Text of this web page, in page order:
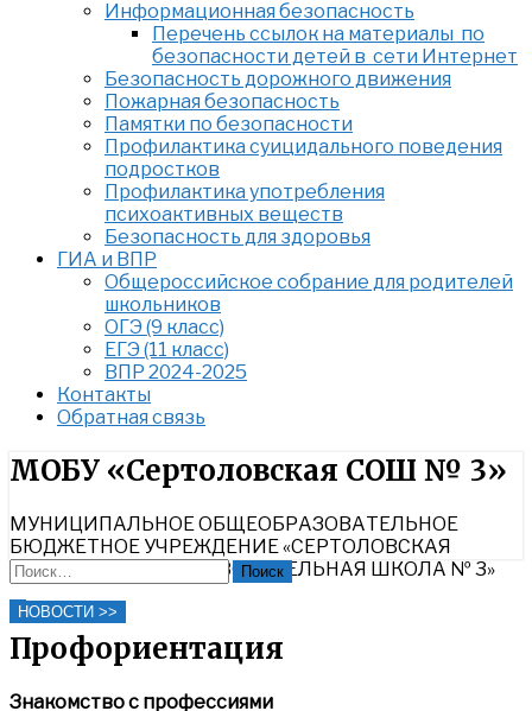
Информационная безопасность
Перечень ссылок на материалы по
безопасности детей в сети Интернет
Безопасность дорожного движения
Пожарная безопасность
Памятки по безопасности
Профилактика суицидального поведения
подростков
Профилактика употребления
психоактивных веществ
Безопасность для здоровья
ГИА и ВПР
Общероссийское собрание для родителей
школьников
ОГЭ (9 класс)
ЕГЭ (11 класс)
ВПР 2024-2025
Контакты
Обратная связь
Найти:
МОБУ «Сертоловская СОШ № 3»
МУНИЦИПАЛЬНОЕ ОБЩЕОБРАЗОВАТЕЛЬНОЕ
БЮДЖЕТНОЕ УЧРЕЖДЕНИЕ «СЕРТОЛОВСКАЯ
СРЕДНЯЯ ОБЩЕОБРАЗОВАТЕЛЬНАЯ ШКОЛА № 3»
НОВОСТИ >>
Найти:
Close
Search
Профориентация
Знакомство с профессиями